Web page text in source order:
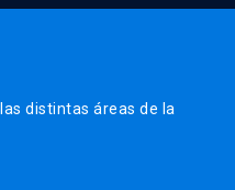
distintas áreas de la